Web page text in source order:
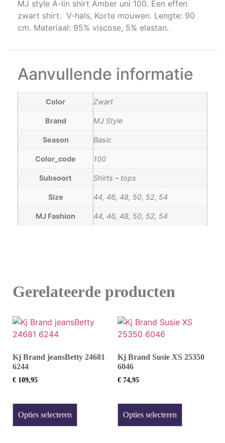
MJ style A-lin shirt Amber uni 100. Een effen
zwart shirt. V-hals, Korte mouwen. Lengte: 90
cm. Materiaal: 95% viscose, 5% elastan.
Aanvullende informatie
Color Zwart
Brand MJ Style
Season Basic
Color_code 100
Subsoort Shirts – tops
Size 44, 46, 48, 50, 52, 54
MJ Fashion 44, 46, 48, 50, 52, 54
Gerelateerde producten
Kj Brand jeansBetty 24681
6244
€ 109,95
Opties selecteren
Kj Brand Susie XS 25350
6046
€ 74,95
Opties selecteren